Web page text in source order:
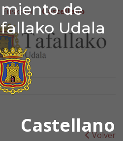
de
Udala
Castellano
de
Euskera Castellano
Volver